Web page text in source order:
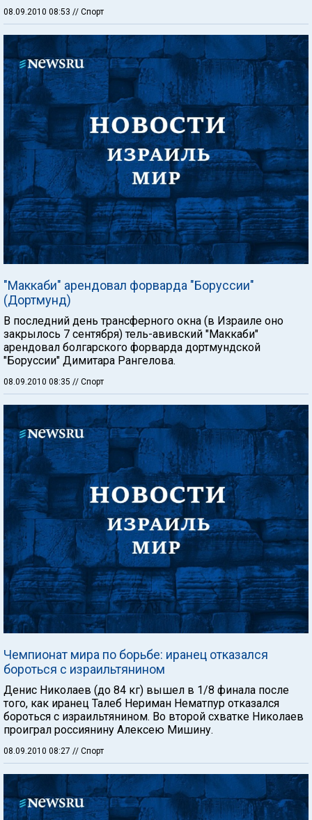
08.09.2010 08:53 // Спорт
"Маккаби" арендовал форварда "Боруссии"
(Дортмунд)
В последний день трансферного окна (в Израиле оно
закрылось 7 сентября) тель-авивский "Маккаби"
арендовал болгарского форварда дортмундской
"Боруссии" Димитара Рангелова.
08.09.2010 08:35 // Спорт
Чемпионат мира по борьбе: иранец отказался
бороться с израильтянином
Денис Николаев (до 84 кг) вышел в 1/8 финала после
того, как иранец Талеб Нериман Нематпур отказался
бороться с израильтянином. Во второй схватке Николаев
проиграл россиянину Алексею Мишину.
08.09.2010 08:27 // Спорт